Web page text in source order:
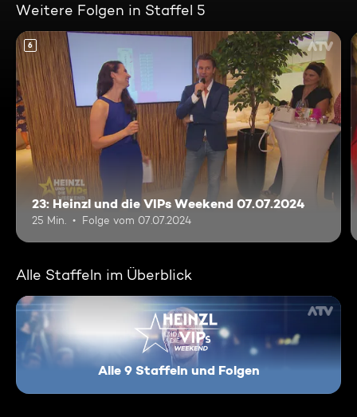
Weitere Folgen in Staffel 5
6
23: Heinzl und die VIPs Weekend 07.07.2024
25 Min. Folge vom 07.07.2024
Alle Staffeln im Überblick
Heinzl und die VIPs -
Alle 9 Staffeln und Folgen